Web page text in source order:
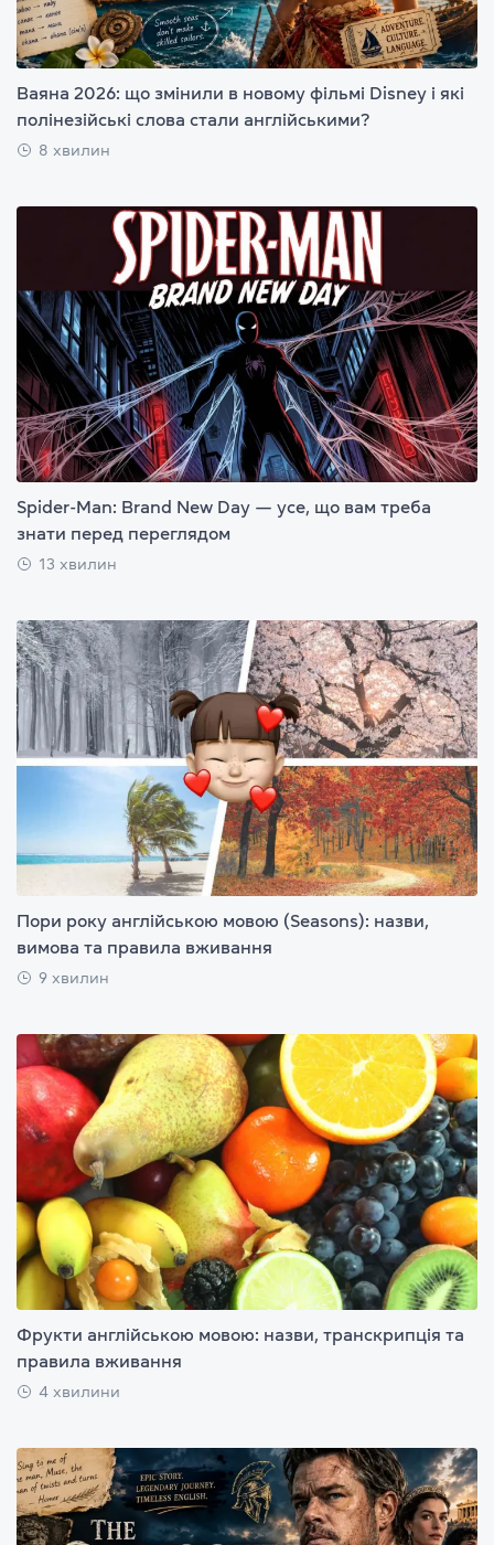
Ваяна 2026: що змінили в новому фільмі Disney і які
полінезійські слова стали англійськими?
8 хвилин
Spider-Man: Brand New Day — усе, що вам треба
знати перед переглядом
13 хвилин
Пори року англійською мовою (Seasons): назви,
вимова та правила вживання
9 хвилин
Фрукти англійською мовою: назви, транскрипція та
правила вживання
4 хвилини